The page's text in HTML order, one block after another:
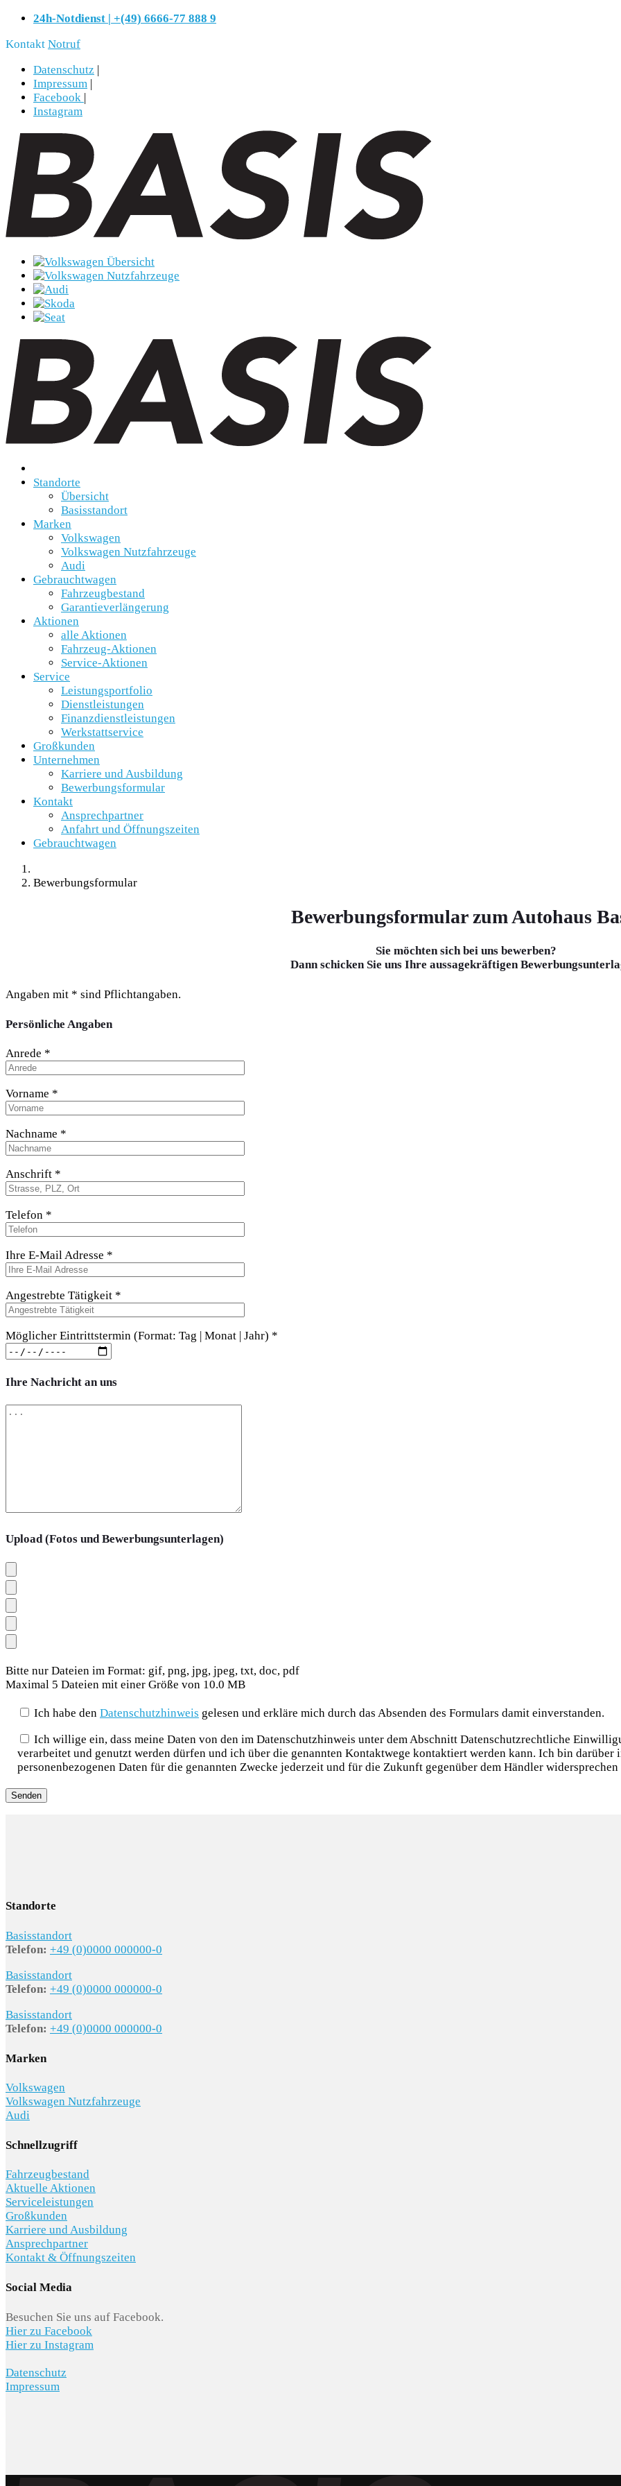
24h-Notdienst | +(49) 6666-77 888 9
Kontakt Notruf
Datenschutz |
Impressum |
Facebook |
Instagram
Standorte
Übersicht
Basisstandort
Marken
Volkswagen
Volkswagen Nutzfahrzeuge
Audi
Gebrauchtwagen
Fahrzeugbestand
Garantieverlängerung
Aktionen
alle Aktionen
Fahrzeug-Aktionen
Service-Aktionen
Service
Leistungsportfolio
Dienstleistungen
Finanzdienstleistungen
Werkstattservice
Großkunden
Unternehmen
Karriere und Ausbildung
Bewerbungsformular
Kontakt
Ansprechpartner
Anfahrt und Öffnungszeiten
Gebrauchtwagen
Bewerbungsformular
Bewerbungsformular zum Autohaus
Sie möchten sich bei uns bewerben?
Dann schicken Sie uns Ihre aussagekräftigen
Angaben mit * sind Pflichtangaben.
Persönliche Angaben
Anrede *
Vorname *
Nachname *
Anschrift *
Telefon *
Ihre E-Mail Adresse *
Angestrebte Tätigkeit *
Möglicher Eintrittstermin (Format: Tag | Monat | Jahr) *
Ihre Nachricht an uns
Upload (Fotos und Bewerbungsunterlagen)
Bitte nur Dateien im Format: gif, png, jpg, jpeg, txt, doc, pdf
Maximal 5 Dateien mit einer Größe von 10.0 MB
Ich habe den Datenschutzhinweis gelesen und erkläre mich durch das Absenden des Formulars damit einverstanden.
Ich willige ein, dass meine Daten von den im Datenschutzhinweis unter dem Abschnitt Datenschutzrechtliche
verarbeitet und genutzt werden dürfen und ich über die genannten Kontaktwege kontaktiert werden kann. Ich bin
personenbezogenen Daten für die genannten Zwecke jederzeit und für die Zukunft gegenüber dem Händler widersprechen
Standorte
Basisstandort
Telefon: +49 (0)0000 000000-0
Basisstandort
Telefon: +49 (0)0000 000000-0
Basisstandort
Telefon: +49 (0)0000 000000-0
Marken
Volkswagen
Volkswagen Nutzfahrzeuge
Audi
Schnellzugriff
Fahrzeugbestand
Aktuelle Aktionen
Serviceleistungen
Großkunden
Karriere und Ausbildung
Ansprechpartner
Kontakt & Öffnungszeiten
Social Media
Besuchen Sie uns auf Facebook.
Hier zu Facebook
Hier zu Instagram
Datenschutz
Impressum